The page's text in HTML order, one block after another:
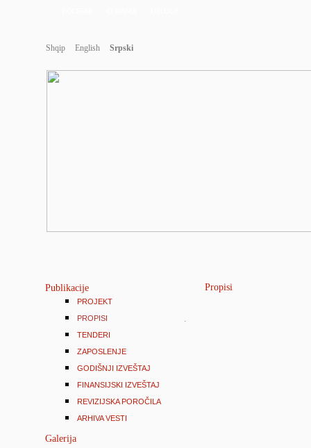
Shqip English Srpski
Publikacije
PROJEKT
PROPISI
TENDERI
ZAPOSLENJE
GODIŠNJI IZVEŠTAJ
FINANSIJSKI IZVEŠTAJ
REVIZIJSKA POROČILA
ARHIVA VESTI
Galerija
Propisi
.